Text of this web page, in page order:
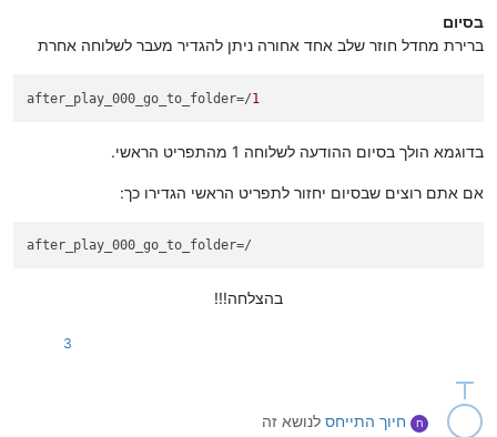
בסיום
ברירת מחדל חוזר שלב אחד אחורה ניתן להגדיר מעבר לשלוחה אחרת
after_play_000_go_to_folder=/1
בדוגמא הולך בסיום ההודעה לשלוחה 1 מהתפריט הראשי.
אם אתם רוצים שבסיום יחזור לתפריט הראשי הגדירו כך:
after_play_000_go_to_folder=/
בהצלחה!!!
3
ח חיוך התייחס לנושא זה